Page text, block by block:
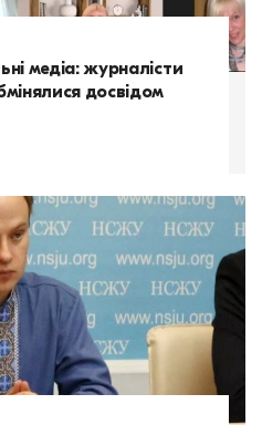
медіа: журналісти
досвідом